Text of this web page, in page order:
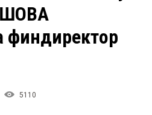
Блоги
Архив
финдиректор
5110